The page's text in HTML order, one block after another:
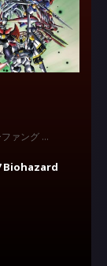
ァング …
Biohazard